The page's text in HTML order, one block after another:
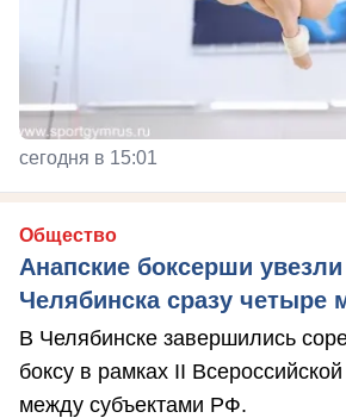
сегодня в 15:01
Общество
Анапские боксерши увезли
Челябинска сразу четыре
В Челябинске завершились
боксу в рамках II
между субъектами РФ.